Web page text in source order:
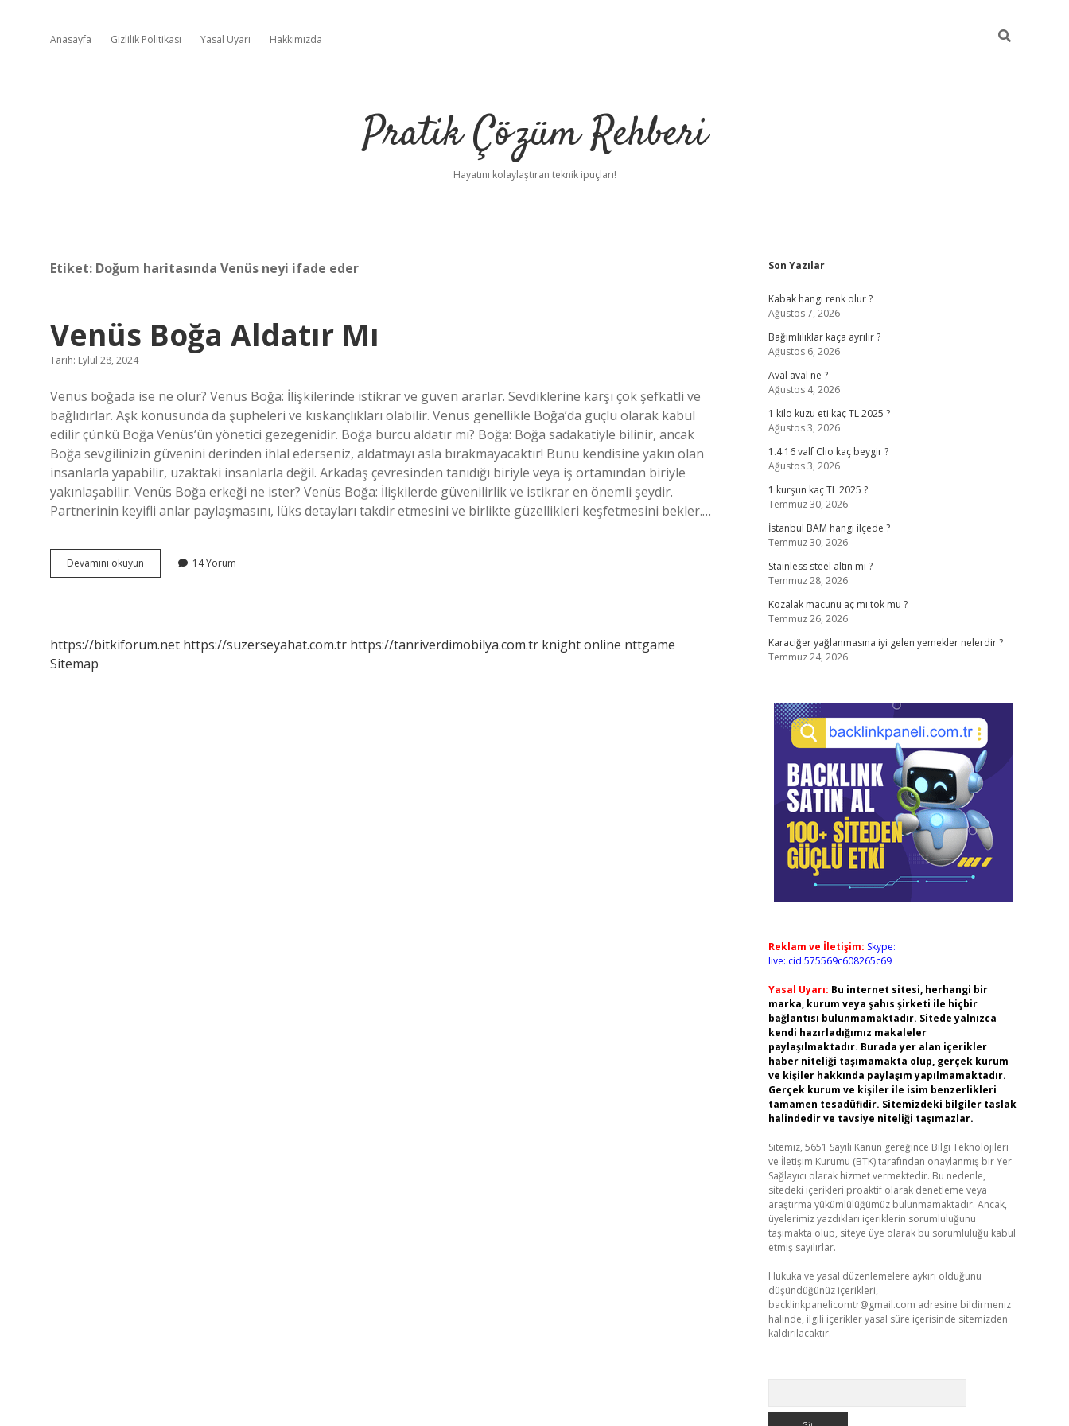
Anasayfa Gizlilik Politikası Yasal Uyarı Hakkımızda
Pratik Çözüm Rehberi
Hayatını kolaylaştıran teknik ipuçları!
Etiket: Doğum haritasında Venüs neyi ifade eder
Venüs Boğa Aldatır Mı
Tarih: Eylül 28, 2024
Venüs boğada ise ne olur? Venüs Boğa: İlişkilerinde istikrar ve güven ararlar. Sevdiklerine karşı çok şefkatli ve
bağlıdırlar. Aşk konusunda da şüpheleri ve kıskançlıkları olabilir. Venüs genellikle Boğa’da güçlü olarak kabul
edilir çünkü Boğa Venüs’ün yönetici gezegenidir. Boğa burcu aldatır mı? Boğa: Boğa sadakatiyle bilinir, ancak
Boğa sevgilinizin güvenini derinden ihlal ederseniz, aldatmayı asla bırakmayacaktır! Bunu kendisine yakın olan
insanlarla yapabilir, uzaktaki insanlarla değil. Arkadaş çevresinden tanıdığı biriyle veya iş ortamından biriyle
yakınlaşabilir. Venüs Boğa erkeği ne ister? Venüs Boğa: İlişkilerde güvenilirlik ve istikrar en önemli şeydir.
Partnerinin keyifli anlar paylaşmasını, lüks detayları takdir etmesini ve birlikte güzellikleri keşfetmesini bekler.…
Devamını okuyun
Boğa
14 Yorum
https://bitkiforum.net https://suzerseyahat.com.tr https://tanriverdimobilya.com.tr knight online nttgame
Sitemap
Sidebar
Son Yazılar
Kabak hangi renk olur ?
Ağustos 7, 2026
Bağımlılıklar kaça ayrılır ?
Ağustos 6, 2026
Aval aval ne ?
Ağustos 4, 2026
1 kilo kuzu eti kaç TL 2025 ?
Ağustos 3, 2026
1.4 16 valf Clio kaç beygir ?
Ağustos 3, 2026
1 kurşun kaç TL 2025 ?
Temmuz 30, 2026
İstanbul BAM hangi ilçede ?
Temmuz 30, 2026
Stainless steel altın mı ?
Temmuz 28, 2026
Kozalak macunu aç mı tok mu ?
Temmuz 26, 2026
Karaciğer yağlanmasına iyi gelen yemekler nelerdir ?
Temmuz 24, 2026
Reklam ve İletişim: Skype:
live:.cid.575569c608265c69
Yasal Uyarı: Bu internet sitesi, herhangi bir
marka, kurum veya şahıs şirketi ile hiçbir
bağlantısı bulunmamaktadır. Sitede yalnızca
kendi hazırladığımız makaleler
paylaşılmaktadır. Burada yer alan içerikler
haber niteliği taşımamakta olup, gerçek kurum
ve kişiler hakkında paylaşım yapılmamaktadır.
Gerçek kurum ve kişiler ile isim benzerlikleri
tamamen tesadüfidir. Sitemizdeki bilgiler taslak
halindedir ve tavsiye niteliği taşımazlar.
Sitemiz, 5651 Sayılı Kanun gereğince Bilgi Teknolojileri
ve İletişim Kurumu (BTK) tarafından onaylanmış bir Yer
Sağlayıcı olarak hizmet vermektedir. Bu nedenle,
sitedeki içerikleri proaktif olarak denetleme veya
araştırma yükümlülüğümüz bulunmamaktadır. Ancak,
üyelerimiz yazdıkları içeriklerin sorumluluğunu
taşımakta olup, siteye üye olarak bu sorumluluğu kabul
etmiş sayılırlar.
Hukuka ve yasal düzenlemelere aykırı olduğunu
düşündüğünüz içerikleri,
backlinkpanelicomtr@gmail.com adresine bildirmeniz
halinde, ilgili içerikler yasal süre içerisinde sitemizden
kaldırılacaktır.